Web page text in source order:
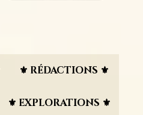
⚜︎ RÉDACTIONS ⚜︎
⚜︎ EXPLORATIONS ⚜︎